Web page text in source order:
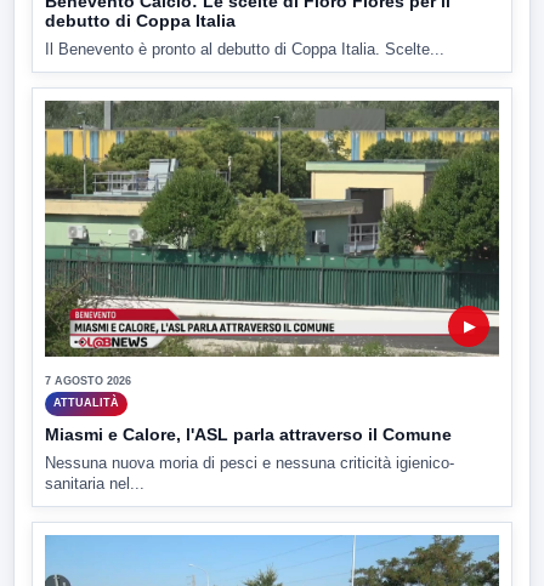
debutto di Coppa Italia
Il Benevento è pronto al debutto di Coppa Italia. Scelte...
▶
7 AGOSTO 2026
ATTUALITÀ
Miasmi e Calore, l'ASL parla attraverso il Comune
Nessuna nuova moria di pesci e nessuna criticità igienico-
sanitaria nel...